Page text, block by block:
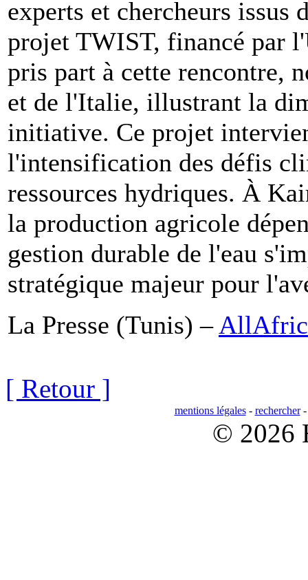
experts et chercheurs issus
projet TWIST, financé par
pris part à cette rencontre,
et de l'Italie, illustrant la
initiative. Ce projet
l'intensification des défis
ressources hydriques. À
la production agricole
gestion durable de l'eau
stratégique majeur pour
La Presse (Tunis) –
[ Retour ]
mentions légales- rechercher
© 2026